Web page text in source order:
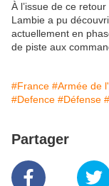
À l’issue de ce
Lambie a pu
actuellement en
de piste aux
#France #Armée de
#Defence #Défense
Partager